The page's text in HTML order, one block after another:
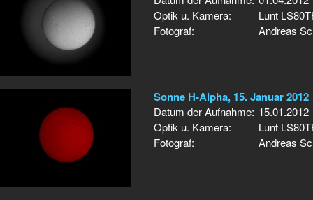
Optik u. Kamera:
Lunt
Fotograf:
Andreas
Sonne H-Alpha, 15. Januar 2012
Datum der Aufnahme: 15.01.2012
Optik u. Kamera:
Lunt
Fotograf:
Andreas